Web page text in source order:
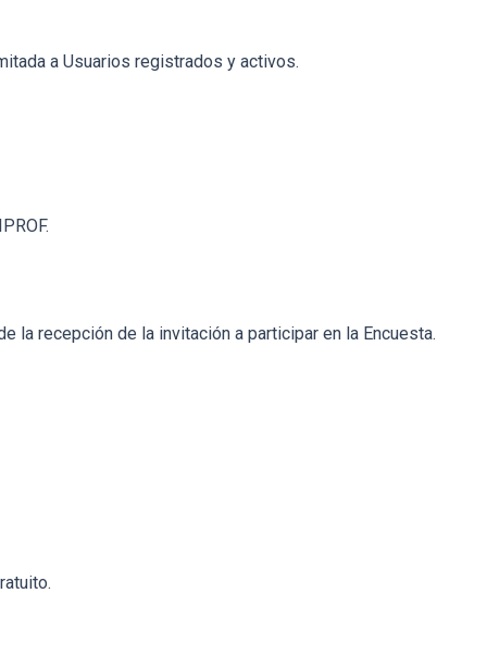
a Usuarios registrados y activos.
recepción de la invitación a participar en la Encuesta.